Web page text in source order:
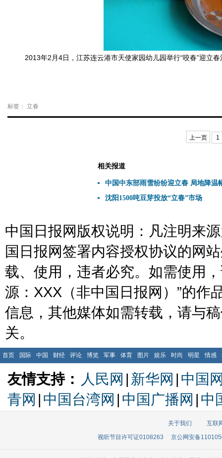
2013年2月4日，江苏连云港市天使家园幼儿园举行“咬春”迎立
标签： 立春
上一页 1
相关报道
中国中东部雨雪纷纷迎立春 局地降温
沈阳1500吨豆芽投放“立春”市场
中国日报网版权说明：凡注明来
国日报网签署内容授权协议的网
载、使用，违者必究。如需使用
源：XXX（非中国日报网）”的作
信息，其他媒体如需转载，请与
关。
首页 国际 中国 财经 评论 博览 军事 体育 图片 娱乐 时尚 明星 情感
友情支持： 人民网 | 新华网 | 中国
青网 | 中国台湾网 | 中国广播网 | 中
关于我们
互联
视听节目许可证0108263
京公网安备